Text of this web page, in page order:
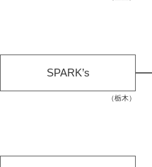
SPARK’s
（栃木）